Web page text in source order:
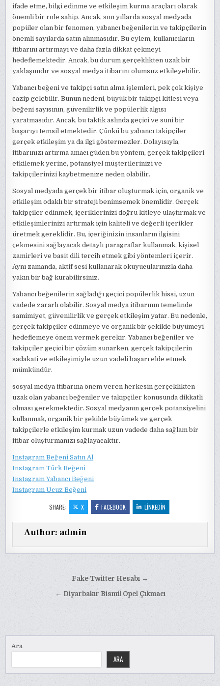
ifade etme, bilgi edinme ve etkileşim kurma araçları olarak
önemli bir role sahip. Ancak, son yıllarda sosyal medyada
popüler olan bir fenomen, yabancı beğenilerin ve takipçilerin
önemli sayılarda satın alınmasıdır. Bu eylem, kullanıcıların
itibarını artırmayı ve daha fazla dikkat çekmeyi
hedeflemektedir. Ancak, bu durum gerçeklikten uzak bir
yaklaşımdır ve sosyal medya itibarını olumsuz etkileyebilir.
Yabancı beğeni ve takipçi satın alma işlemleri, pek çok kişiye
cazip gelebilir. Bunun nedeni, büyük bir takipçi kitlesi veya
beğeni sayısının, güvenilirlik ve popülerlik algısı
yaratmasıdır. Ancak, bu taktik aslında geçici ve suni bir
başarıyı temsil etmektedir. Çünkü bu yabancı takipçiler
gerçek etkileşim ya da ilgi göstermezler. Dolayısıyla,
itibarınızı artırma amacı güden bu yöntem, gerçek takipçileri
etkilemek yerine, potansiyel müşterilerinizi ve
takipçilerinizi kaybetmenize neden olabilir.
Sosyal medyada gerçek bir itibar oluşturmak için, organik ve
etkileşim odaklı bir strateji benimsemek önemlidir. Gerçek
takipçiler edinmek, içeriklerinizi doğru kitleye ulaştırmak ve
etkileşimlerinizi artırmak için kaliteli ve değerli içerikler
üretmek gereklidir. Bu, içeriğinizin insanların ilgisini
çekmesini sağlayacak detaylı paragraflar kullanmak, kişisel
zamirleri ve basit dili tercih etmek gibi yöntemleri içerir.
Aynı zamanda, aktif sesi kullanarak okuyucularınızla daha
yakın bir bağ kurabilirsiniz.
Yabancı beğenilerin sağladığı geçici popülerlik hissi, uzun
vadede zararlı olabilir. Sosyal medya itibarının temelinde
samimiyet, güvenilirlik ve gerçek etkileşim yatar. Bu nedenle,
gerçek takipçiler edinmeye ve organik bir şekilde büyümeyi
hedeflemeye önem vermek gerekir. Yabancı beğeniler ve
takipçiler geçici bir çözüm sunarken, gerçek takipçilerin
sadakati ve etkileşimiyle uzun vadeli başarı elde etmek
mümkündür.
sosyal medya itibarına önem veren herkesin gerçeklikten
uzak olan yabancı beğeniler ve takipçiler konusunda dikkatli
olması gerekmektedir. Sosyal medyanın gerçek potansiyelini
kullanmak, organik bir şekilde büyümek ve gerçek
takipçilerle etkileşim kurmak uzun vadede daha sağlam bir
itibar oluşturmanızı sağlayacaktır.
Instagram Beğeni Satın Al
Instagram Türk Beğeni
Instagram Yabancı Beğeni
Instagram Ucuz Beğeni
SHARE: X FACEBOOK LINKEDIN
Author: admin
gezinmesi
Fake Twitter Hesabı →
← Diyarbakır Bismil Opel Çıkmacı
Ara
ARA